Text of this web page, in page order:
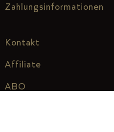
Zahlungsinformationen
Kontakt
Affiliate
ABO